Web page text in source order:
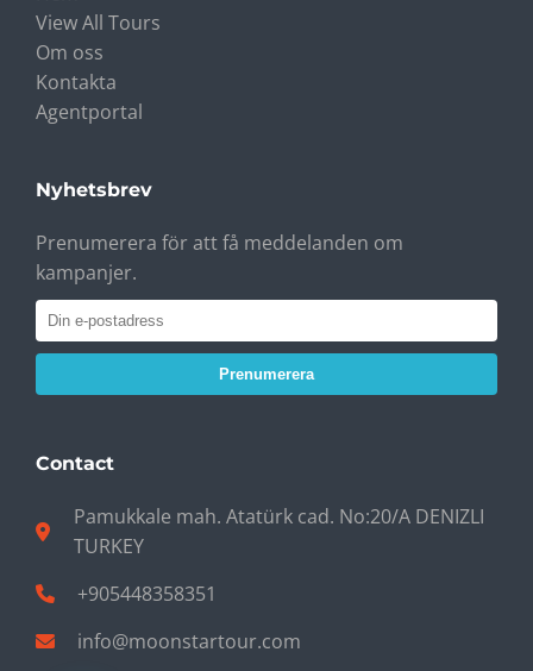
View All Tours
Om oss
Kontakta
Agentportal
Nyhetsbrev
Prenumerera för att få meddelanden om
kampanjer.
Prenumerera
Contact
Pamukkale mah. Atatürk cad. No:20/A DENIZLI
TURKEY
+905448358351
info@moonstartour.com